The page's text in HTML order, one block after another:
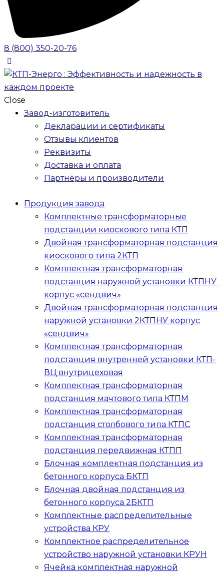
8 (800) 350-20-76
Close
Завод-изготовитель
Декларации и сертификаты
Отзывы клиентов
Реквизиты
Доставка и оплата
Партнёры и производители
Продукция завода
Комплектные трансформаторные
подстанции киоскового типа КТП
Двойная трансформаторная подстанция
киоскового типа 2КТП
Комплектная трансформаторная
подстанция наружной установки КТПНУ
корпус «сендвич»
Двойная трансформаторная подстанция
наружной установки 2КТПНУ корпус
«сендвич»
Комплектная трансформаторная
подстанция внутренней установки КТП-
ВЦ внутрицеховая
Комплектная трансформаторная
подстанция мачтового типа КТПМ
Комплектная трансформаторная
подстанция столбового типа КТПС
Комплектная трансформаторная
подстанция передвижная КТПП
Блочная комплектная подстанция из
бетонного корпуса БКТП
Блочная двойная подстанция из
бетонного корпуса 2БКТП
Комплектные распределительные
устройства КРУ
Комплектное распределительное
устройство наружной установки КРУН
Ячейка комплектная наружной